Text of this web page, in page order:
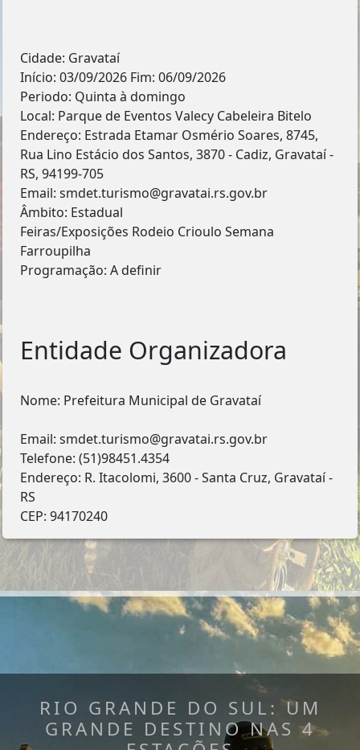
Cidade: Gravataí
Início: 03/09/2026 Fim: 06/09/2026
Periodo: Quinta à domingo
Local: Parque de Eventos Valecy Cabeleira Bitelo
Endereço: Estrada Etamar Osmério Soares, 8745,
Rua Lino Estácio dos Santos, 3870 - Cadiz, Gravataí -
RS, 94199-705
Email: smdet.turismo@gravatai.rs.gov.br
Âmbito: Estadual
Feiras/Exposições Rodeio Crioulo Semana
Farroupilha
Programação: A definir
Entidade Organizadora
Nome: Prefeitura Municipal de Gravataí
Email: smdet.turismo@gravatai.rs.gov.br
Telefone: (51)98451.4354
Endereço: R. Itacolomi, 3600 - Santa Cruz, Gravataí -
RS
CEP: 94170240
RIO GRANDE DO SUL: UM
GRANDE DESTINO NAS 4